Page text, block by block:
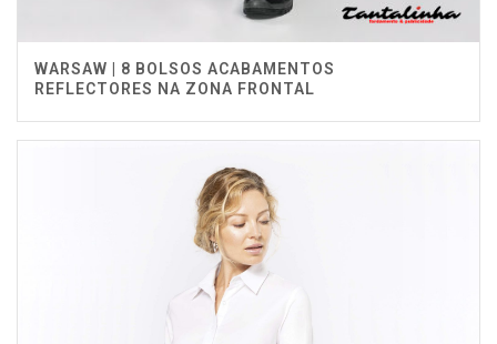
WARSAW | 8 BOLSOS ACABAMENTOS
REFLECTORES NA ZONA FRONTAL